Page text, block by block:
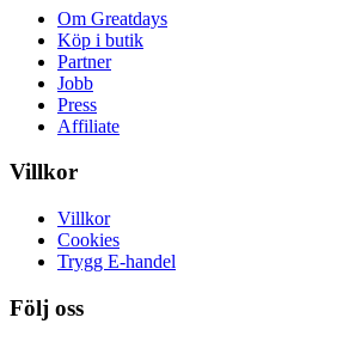
Om Greatdays
Köp i butik
Partner
Jobb
Press
Affiliate
Villkor
Villkor
Cookies
Trygg E-handel
Följ oss